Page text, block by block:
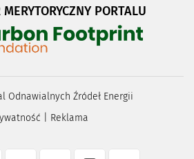
PORTALU
Odnawialnych Źródeł Energii
Reklama